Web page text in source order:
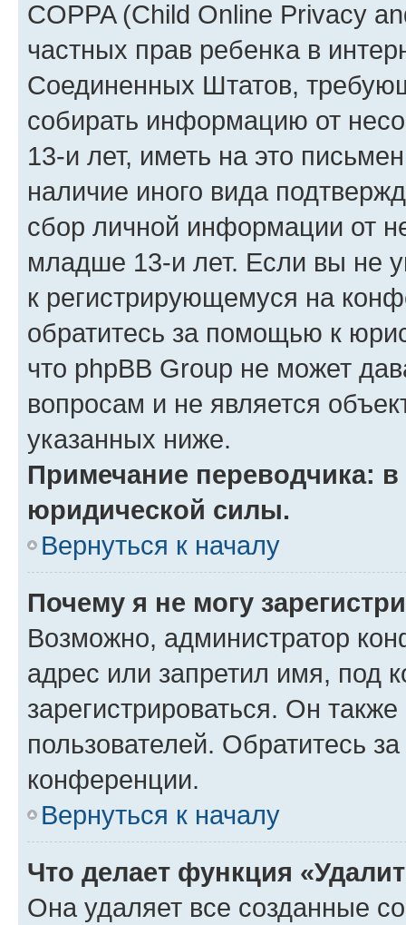
COPPA (Child Online Privacy
частных прав ребенка в
Соединенных Штатов,
собирать информацию от
13-и лет, иметь на это
наличие иного вида
сбор личной информации от
младше 13-и лет. Если вы не
к регистрирующемуся на
обратитесь за помощью к
что phpBB Group не может
вопросам и не является
указанных ниже.
Примечание переводчика:
юридической силы.
Вернуться к началу
Почему я не могу
Возможно, администратор
адрес или запретил имя, под
зарегистрироваться. Он
пользователей. Обратитесь
конференции.
Вернуться к началу
Что делает функция
Она удаляет все созданные